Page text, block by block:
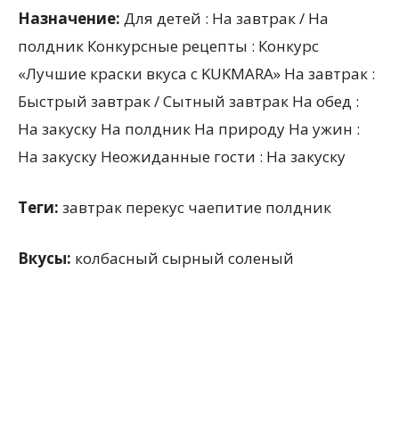
Назначение: Для детей : На завтрак / На
полдник Конкурсные рецепты : Конкурс
«Лучшие краски вкуса с KUKMARA» На завтрак :
Быстрый завтрак / Сытный завтрак На обед :
На закуску На полдник На природу На ужин :
На закуску Неожиданные гости : На закуску
Теги: завтрак перекус чаепитие полдник
Вкусы: колбасный сырный соленый